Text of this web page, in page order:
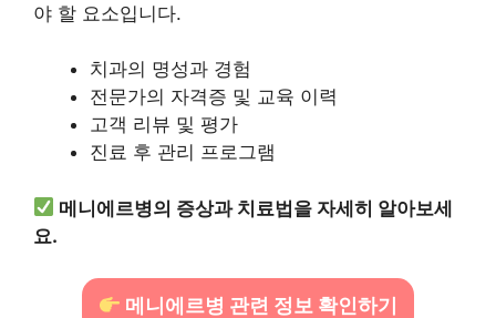
야 할 요소입니다.
치과의 명성과 경험
전문가의 자격증 및 교육 이력
고객 리뷰 및 평가
진료 후 관리 프로그램
메니에르병의 증상과 치료법을 자세히 알아보세
요.
메니에르병 관련 정보 확인하기